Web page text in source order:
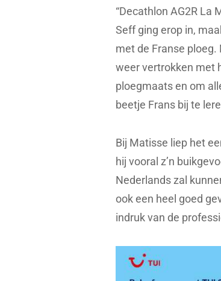
“Decathlon AG2R La
Seff ging erop in,
met de Franse
weer vertrokken met
ploegmaats en om
beetje Frans bij te
Bij Matisse liep het
hij vooral z’n
Nederlands zal
ook een heel goed
indruk van de